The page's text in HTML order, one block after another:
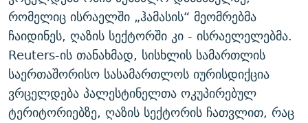
რომელიც ისრაელში „ჰამასის“ მეომრებმა
ჩაიდინეს, ღაზის სექტორში კი - ისრაელელებმა.
Reuters-ის თანახმად, სისხლის სამართლის
საერთაშორისო სასამართლოს იურისდიქცია
ვრცელდება პალესტინელთა ოკუპირებულ
ტერიტორიებზე, ღაზის სექტორის ჩათვლით, რაც